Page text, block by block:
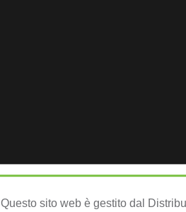
Questo sito web è gestito dal